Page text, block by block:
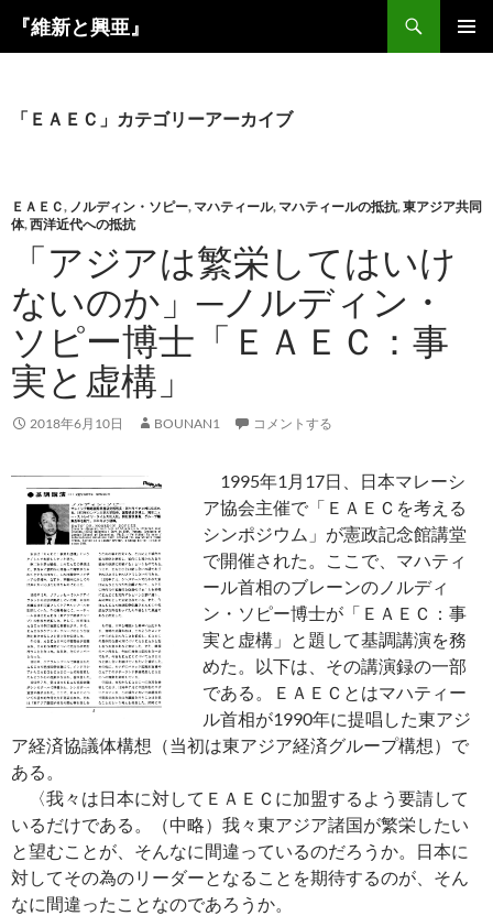
キ
ッ
『維新と興亜』
「ＥＡＥＣ」カテゴリーアーカイブ
ＥＡＥＣ, ノルディン・ソピー, マハティール, マハティールの抵抗,東アジア共同
体,西洋近代への抵抗
「アジアは繁栄してはいけ
ないのか」─ノルディン・
ソピー博士「ＥＡＥＣ：事
実と虚構」
2018年6月10日 BOUNAN1 コメントする
1995年1月17日、日本マレーシ
ア協会主催で「ＥＡＥＣを考える
シンポジウム」が憲政記念館講堂
で開催された。ここで、マハティ
ール首相のブレーンのノルディ
ン・ソピー博士が「ＥＡＥＣ：事
実と虚構」と題して基調講演を務
めた。以下は、その講演録の一部
である。ＥＡＥＣとはマハティー
ル首相が1990年に提唱した東アジ
ア経済協議体構想（当初は東アジア経済グループ構想）で
ある。
〈我々は日本に対してＥＡＥＣに加盟するよう要請して
いるだけである。（中略）我々東アジア諸国が繁栄したい
と望むことが、そんなに間違っているのだろうか。日本に
対してその為のリーダーとなることを期待するのが、そん
なに間違ったことなのであろうか。